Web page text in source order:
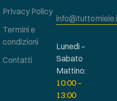
Privacy Policy
Termini e
condizioni
Contatti
Lunedì –
Sabato
Mattino:
10:00 –
13:00